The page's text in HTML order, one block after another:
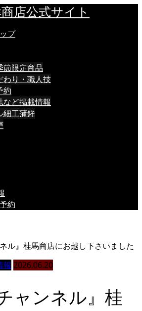
店公式サイト
プ
節限定商品
わり・職人技
約
など掲載情報
細工蒲鉾
約
ル』桂馬商店にお越し下さいました
報 2026.06.20
ャンネル』桂